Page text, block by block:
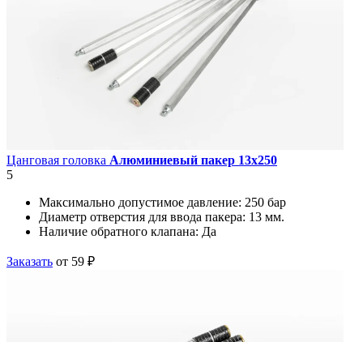
Цанговая головка Алюминиевый пакер 13х250
5
Максимально допустимое давление: 250 бар
Диаметр отверстия для ввода пакера: 13 мм.
Наличие обратного клапана: Да
Заказать от 59 ₽